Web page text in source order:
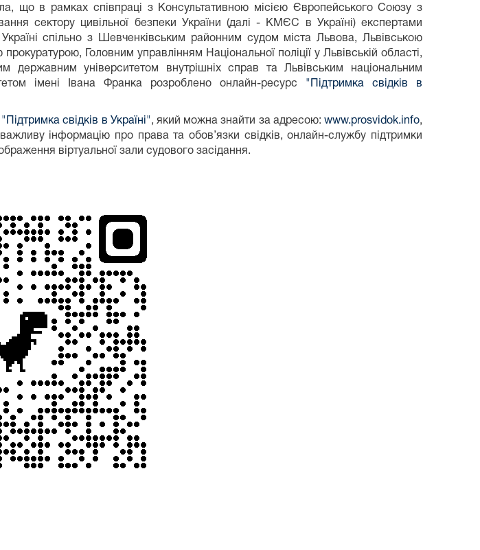
що в рамках співпраці з Консультативною місією Європейського Союзу з
сектору цивільної безпеки України (далі - КМЄС в Україні) експертами
спільно з Шевченківським районним судом міста Львова, Львівською
Головним управлінням Національної поліції у Львівській області,
державним університетом внутрішніх справ та Львівським національним
імені Івана Франка розроблено онлайн-ресурс "Підтримка свідків в
"Підтримка свідків в Україні" , який можна знайти за адресою:www.prosvidok.info,
інформацію про права та обов’язки свідків, онлайн-службу підтримки
віртуальної зали судового засідання.